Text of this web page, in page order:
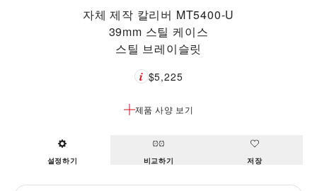
자체 제작 칼리버 MT5400-U
39mm 스틸 케이스
스틸 브레이슬릿
제품 사양 보기
$5,225
설정하기 비교하기 저장